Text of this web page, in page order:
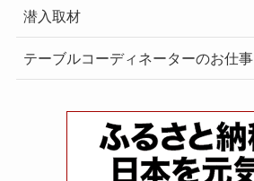
潜入取材
テーブルコーディネーターのお仕事